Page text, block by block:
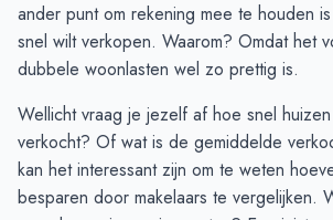
ander punt om rekening mee te houden
snel wilt verkopen. Waarom? Omdat het
dubbele woonlasten wel zo prettig is.
Wellicht vraag je jezelf af hoe snel
verkocht? Of wat is de gemiddelde
kan het interessant zijn om te weten
besparen door makelaars te vergelijken.